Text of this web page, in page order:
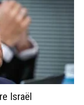
Israël